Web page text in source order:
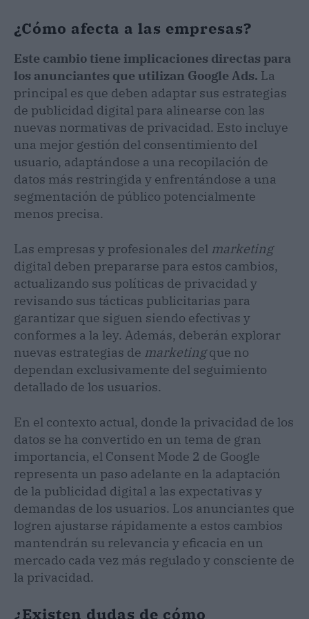
¿Cómo afecta a las empresas?
Este cambio tiene implicaciones directas para
los anunciantes que utilizan Google Ads. La
principal es que deben adaptar sus estrategias
de publicidad digital para alinearse con las
nuevas normativas de privacidad. Esto incluye
una mejor gestión del consentimiento del
usuario, adaptándose a una recopilación de
datos más restringida y enfrentándose a una
segmentación de público potencialmente
menos precisa.
Las empresas y profesionales del marketing
digital deben prepararse para estos cambios,
actualizando sus políticas de privacidad y
revisando sus tácticas publicitarias para
garantizar que siguen siendo efectivas y
conformes a la ley. Además, deberán explorar
nuevas estrategias de marketingque no
dependan exclusivamente del seguimiento
detallado de los usuarios.
En el contexto actual, donde la privacidad de los
datos se ha convertido en un tema de gran
importancia, el Consent Mode 2 de Google
representa un paso adelante en la adaptación
de la publicidad digital a las expectativas y
demandas de los usuarios. Los anunciantes que
logren ajustarse rápidamente a estos cambios
mantendrán su relevancia y eficacia en un
mercado cada vez más regulado y consciente de
la privacidad.
¿Existen dudas de cómo